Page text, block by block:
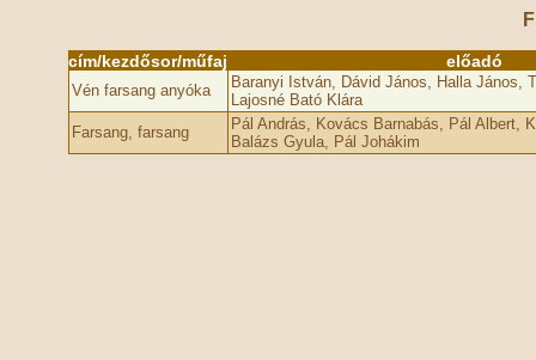
cím/kezdősor/műfaj előadó
Vén farsang anyóka
Baranyi István, Dávid János, Halla János,
Lajosné Bató Klára
Farsang, farsang
Pál András, Kovács Barnabás, Pál Albert,
Balázs Gyula, Pál Johákim